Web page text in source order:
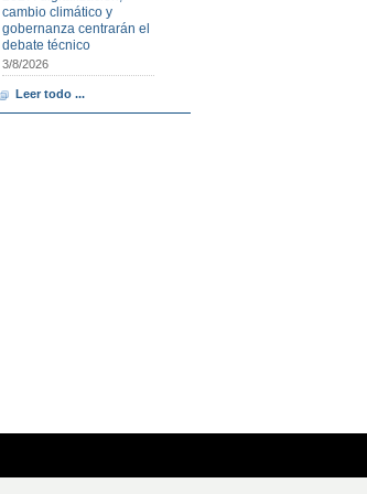
cambio climático y
gobernanza centrarán el
debate técnico
3/8/2026
Leer todo ...